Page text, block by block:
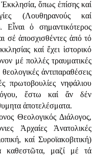
ὅπως ἐπίσης καί
(Λουθηρανούς καί
Εἶναι ὁ σημαντικότερος
σέ ἀποσχισθέντες ἀπό τό
καί ἔχει ἱστορικό
μέ πολλές τραυματικές
ἀντιπαραθέσεις
πρωτοβουλίες νηφάλιου
ἔστω καί ἄν δέν
ἀποτελέσματα.
Θεολογικός Διάλογος,
Ἀρχαίες Ἀνατολικές
καί Συροϊακοβιτική)
καθεστῶτα, μαζί μέ τά